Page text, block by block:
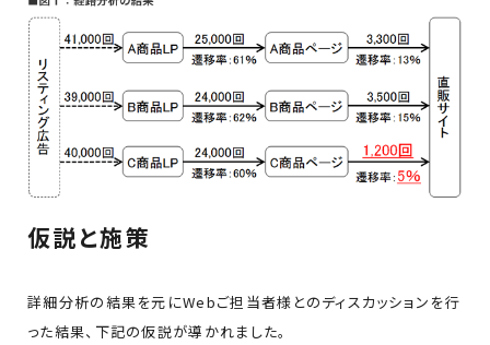
仮説と施策
詳細分析の結果を元にWebご担当者様とのディスカッションを行
った結果、下記の仮説が導かれました。